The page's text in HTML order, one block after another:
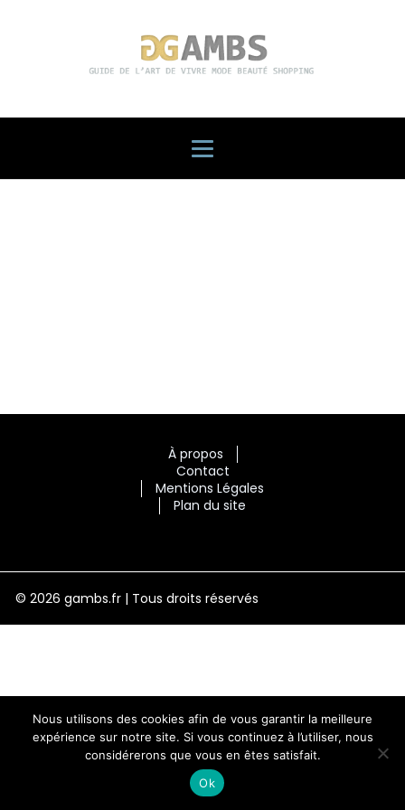
À propos
Contact
Mentions Légales
Plan du site
© 2026 gambs.fr | Tous droits réservés
Nous utilisons des cookies afin de vous garantir la meilleure
expérience sur notre site. Si vous continuez à l’utiliser, nous
considérerons que vous en êtes satisfait.
Ok